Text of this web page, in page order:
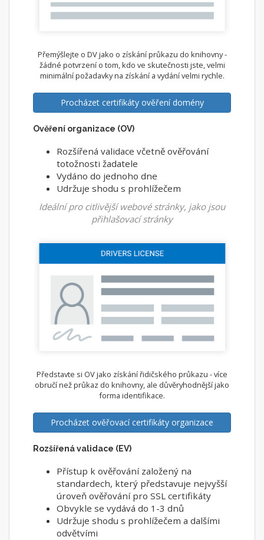
Přemýšlejte o DV jako o získání průkazu do knihovny -
žádné potvrzení o tom, kdo ve skutečnosti jste, velmi
minimální požadavky na získání a vydání velmi rychle.
Procházet certifikáty ověření domény
Ověření organizace (OV)
Rozšířená validace včetně ověřování
totožnosti žadatele
Vydáno do jednoho dne
Udržuje shodu s prohlížečem
Ideální pro citlivější webové stránky, jako jsou
přihlašovací stránky
Představte si OV jako získání řidičského průkazu - více
obručí než průkaz do knihovny, ale důvěryhodnější jako
forma identifikace.
Procházet ověřovací certifikáty organizace
Rozšířená validace (EV)
Přístup k ověřování založený na
standardech, který představuje nejvyšší
úroveň ověřování pro SSL certifikáty
Obvykle se vydává do 1-3 dnů
Udržuje shodu s prohlížečem a dalšími
odvětvími